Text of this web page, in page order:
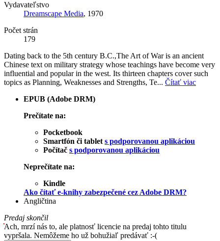
Vydavateľstvo
Dreamscape Media, 1970
Počet strán
179
Dating back to the 5th century B.C.,The Art of War is an ancient
Chinese text on military strategy whose teachings have become very
influential and popular in the west. Its thirteen chapters cover such
topics as Planning, Weaknesses and Strengths, Te... Čítať viac
EPUB (Adobe DRM)
Prečítate na:
Pocketbook
Smartfón či tablet s podporovanou aplikáciou
Počítač s podporovanou aplikáciou
Neprečítate na:
Kindle
Ako čítať e-knihy zabezpečené cez Adobe DRM?
Angličtina
Predaj skončil
Ach, mrzí nás to, ale platnosť licencie na predaj tohto titulu
vypršala. Nemôžeme ho už bohužiaľ predávať :-(